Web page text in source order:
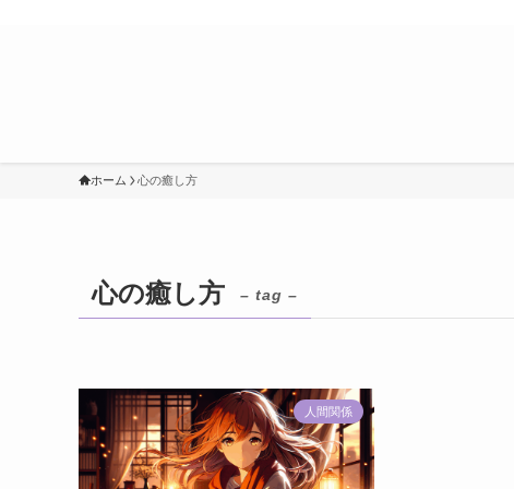
ホーム 心の癒し方
心の癒し方 – tag –
人間関係